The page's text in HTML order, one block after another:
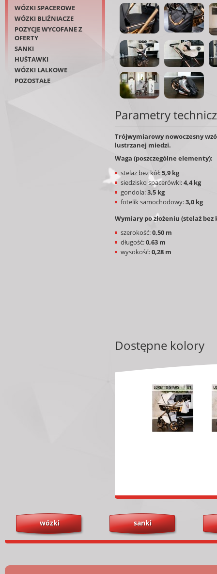
WÓZKI SPACEROWE
WÓZKI BLIŹNIACZE
POZYCJE WYCOFANE Z
OFERTY
SANKI
HUŚTAWKI
WÓZKI LALKOWE
POZOSTAŁE
Parametry
Trójwymiarowy nowoczesny
lustrzanej miedzi.
Waga (poszczególne elementy):
stelaż bez kół:5,9 kg
siedzisko spacerówki:4,4 kg
gondola:3,5 kg
fotelik samochodowy:3,0 kg
Wymiary po złożeniu (stelaż bez
szerokość:0,50 m
długość:0,63 m
wysokość:0,28 m
Dostępne kolory
wózki sanki